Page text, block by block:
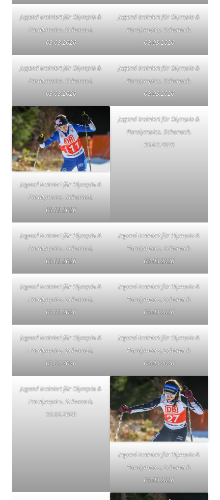
Jugend trainiert für Olympia &
Paralympics, Schonach,
03.03.2026
Jugend trainiert für Olympia &
Paralympics, Schonach,
03.03.2026
Jugend trainiert für Olympia &
Paralympics, Schonach,
03.03.2026
Jugend trainiert für Olympia &
Paralympics, Schonach,
03.03.2026
Jugend trainiert für Olympia &
Paralympics, Schonach,
03.03.2026
Jugend trainiert für Olympia &
Paralympics, Schonach,
03.03.2026
Jugend trainiert für Olympia &
Paralympics, Schonach,
03.03.2026
Jugend trainiert für Olympia &
Paralympics, Schonach,
03.03.2026
Jugend trainiert für Olympia &
Paralympics, Schonach,
03.03.2026
Jugend trainiert für Olympia &
Paralympics, Schonach,
03.03.2026
Jugend trainiert für Olympia &
Paralympics, Schonach,
03.03.2026
Jugend trainiert für Olympia &
Paralympics, Schonach,
03.03.2026
Jugend trainiert für Olympia &
Paralympics, Schonach,
03.03.2026
Jugend trainiert für Olympia &
Paralympics, Schonach,
03.03.2026